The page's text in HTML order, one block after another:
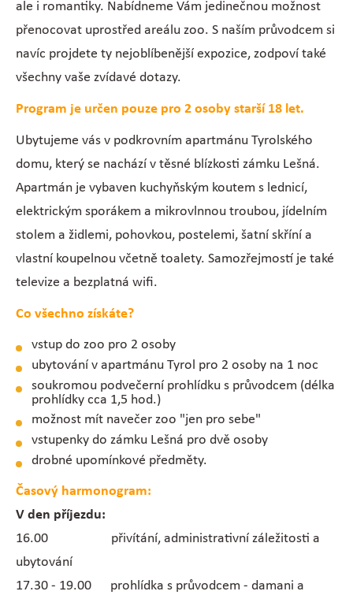
ale i romantiky. Nabídneme Vám jedinečnou možnost
přenocovat uprostřed areálu zoo. S naším průvodcem si
navíc projdete ty nejoblíbenější expozice, zodpoví také
všechny vaše zvídavé dotazy.
Program je určen pouze pro 2 osoby starší 18 let.
Ubytujeme vás v podkrovním apartmánu Tyrolského
domu, který se nachází v těsné blízkosti zámku Lešná.
Apartmán je vybaven kuchyňským koutem s lednicí,
elektrickým sporákem a mikrovlnnou troubou, jídelním
stolem a židlemi, pohovkou, postelemi, šatní skříní a
vlastní koupelnou včetně toalety. Samozřejmostí je také
televize a bezplatná wifi.
Co všechno získáte?
vstup do zoo pro 2 osoby
ubytování v apartmánu Tyrol pro 2 osoby na 1 noc
soukromou podvečerní prohlídku s průvodcem (délka
prohlídky cca 1,5 hod.)
možnost mít navečer zoo "jen pro sebe"
vstupenky do zámku Lešná pro dvě osoby
drobné upomínkové předměty.
Časový harmonogram:
V den příjezdu:
16.00 přivítání, administrativní záležitosti a
ubytování
17.30 - 19.00 prohlídka s průvodcem - damani a